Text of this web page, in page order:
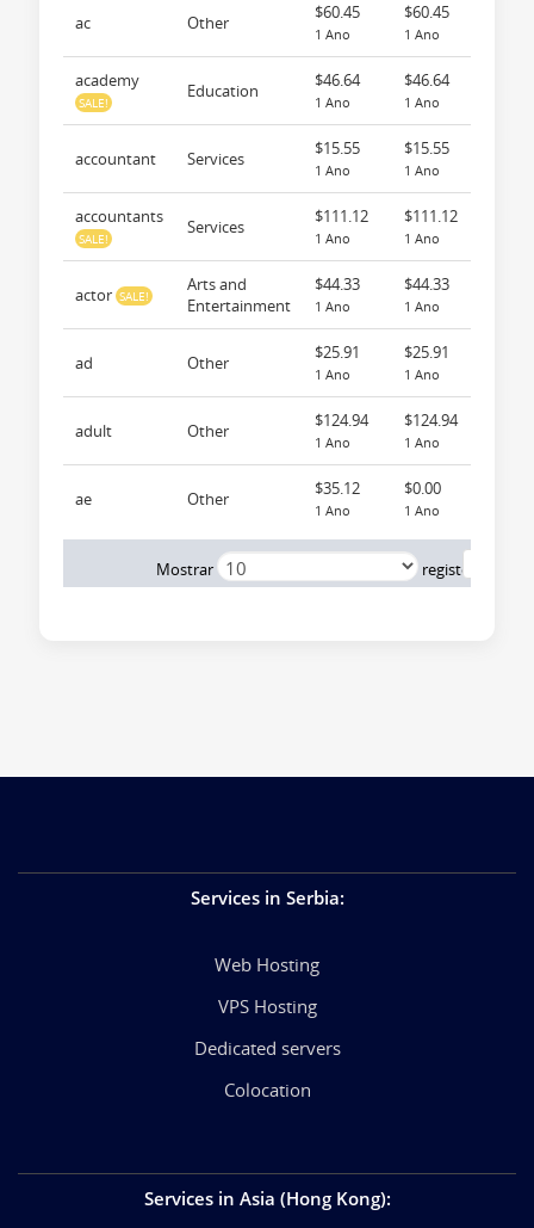
ac Other $60.45
1 Ano
$60.45
1 Ano
academy
SALE!
Education $46.64
1 Ano
$46.64
1 Ano
accountant Services $15.55
1 Ano
$15.55
1 Ano
accountants
SALE!
Services $111.12
1 Ano
$111.12
1 Ano
actor SALE!
Arts and
Entertainment
$44.33
1 Ano
$44.33
1 Ano
ad Other $25.91
1 Ano
$25.91
1 Ano
adult Other $124.94
1 Ano
$124.94
1 Ano
ae Other $35.12
1 Ano
$0.00
1 Ano
Mostrar registos
Services in Serbia:
Web Hosting
VPS Hosting
Dedicated servers
Colocation
Services in Asia (Hong Kong):